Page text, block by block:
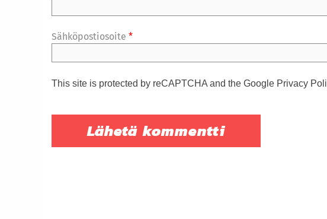
Sähköpostiosoite *
This site is protected by reCAPTCHA and the Google Privacy